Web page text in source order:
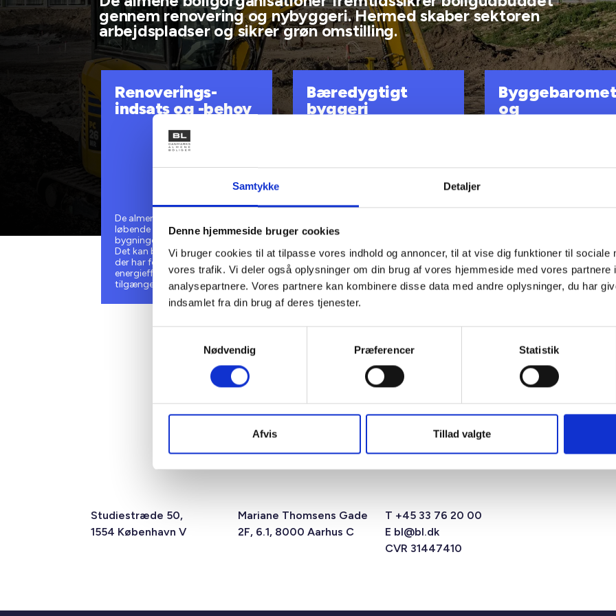
Samtykke Detaljer
Denne hjemmeside bruger cookies
Vi bruger cookies til at tilpasse vores indhold og annoncer, til at vise dig funktioner til sociale
vores trafik. Vi deler også oplysninger om din brug af vores hjemmeside med vores partnere
analysepartnere. Vores partnere kan kombinere disse data med andre oplysninger, du har
indsamlet fra din brug af deres tjenester.
Nødvendig
Præferencer Statistik
Afvis Tillad valgte
gennem renovering og nybyggeri. Hermed skaber sektoren
arbejdspladser og sikrer grøn omstilling.
Renoverings-
indsats og -behov
De almene boliger renoveres
løbende for at sikre hjem og
bygninger, der er up-to-date.
Det kan bl.a. være renoveringer
der har fokus på
energieffektivitet, på
tilgængelighed eller på sundhed.
Bæredygtigt
byggeri
stor bygherre, og er efter
bygningsejer. Det sætter krav
om mere bæredygtighed, bl.a. i
form af certificeringer, i de
almene byggerier.
og
bygningsejer. Det sætter
om mere bæredygtighed,
form af certificeringer, i de
almene byggerier.
Studiestræde 50,
1554 København V
Mariane Thomsens Gade
2F, 6.1, 8000 Aarhus C
T +45 33 76 20 00
E bl@bl.dk
CVR 31447410